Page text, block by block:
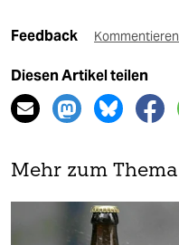
Feedback Kommentieren
Diesen Artikel teilen
Mehr zum Thema